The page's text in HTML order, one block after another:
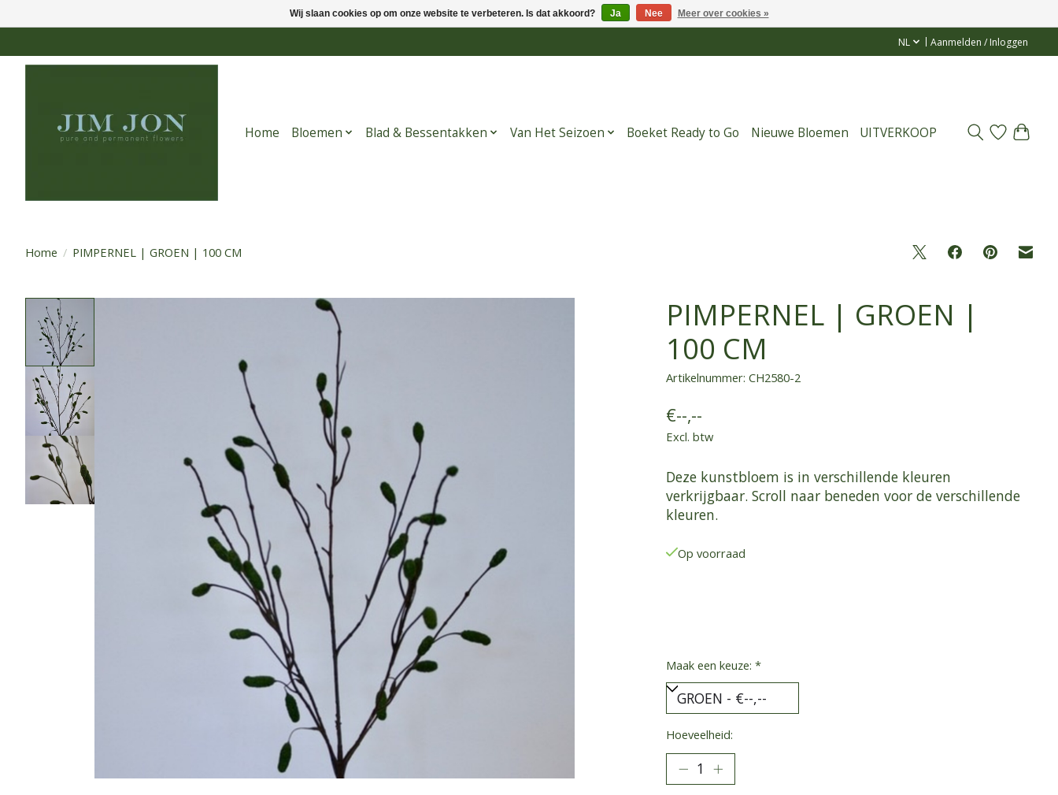
NL Aanmelden / Inloggen
Home Bloemen Blad & Bessentakken Van Het Seizoen Boeket Ready to Go Nieuwe Bloemen UITVERKOOP
Home / PIMPERNEL | GROEN | 100 CM
PIMPERNEL | GROEN |
100 CM
Artikelnummer: CH2580-2
€--,--
Excl. btw
Deze kunstbloem is in verschillende kleuren
verkrijgbaar. Scroll naar beneden voor de verschillende
kleuren.
Op voorraad
Maak een keuze: *
Hoeveelheid:
Wij slaan cookies op om onze website te verbeteren. Is dat akkoord? Ja Nee Meer over cookies »